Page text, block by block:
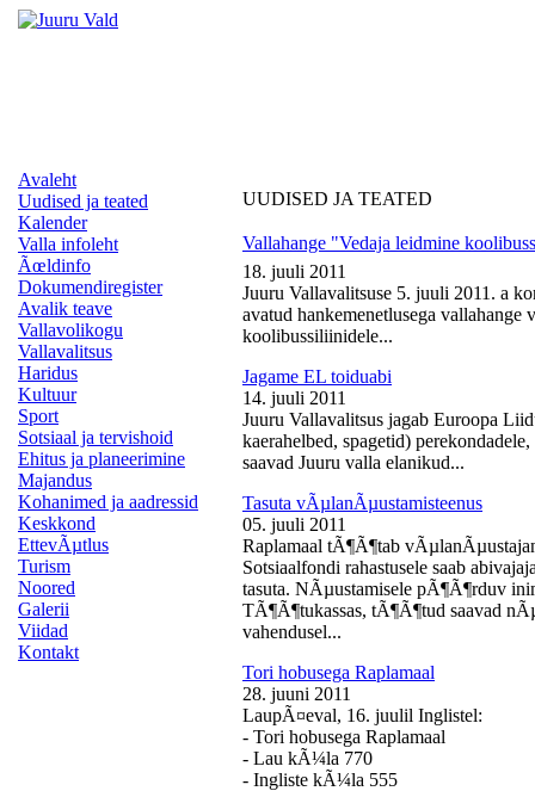
Avaleht
Uudised ja teated
Kalender
Valla infoleht
Ãœldinfo
Dokumendiregister
Avalik teave
Vallavolikogu
Vallavalitsus
Haridus
Kultuur
Sport
Sotsiaal ja tervishoid
Ehitus ja planeerimine
Majandus
Kohanimed ja aadressid
Keskkond
EttevÃµtlus
Turism
Noored
Galerii
Viidad
Kontakt
UUDISED JA TEATED
Vallahange "Vedaja leidmine
18. juuli 2011
Juuru Vallavalitsuse 5. juuli 2011. a
avatud hankemenetlusega vallahange
koolibussiliinidele...
Jagame EL toiduabi
14. juuli 2011
Juuru Vallavalitsus jagab Euroopa
kaerahelbed, spagetid)
saavad Juuru valla elanikud...
Tasuta vÃµlanÃµustamisteenus
05. juuli 2011
Raplamaal tÃ¶Ã¶tab
Sotsiaalfondi rahastusele saab
tasuta. NÃµustamisele pÃ¶Ã¶rduv
TÃ¶Ã¶tukassas, tÃ¶Ã¶tud saavad
vahendusel...
Tori hobusega Raplamaal
28. juuni 2011
LaupÃ¤eval, 16. juulil Inglistel:
- Tori hobusega Raplamaal
- Lau kÃ¼la 770
- Ingliste kÃ¼la 555